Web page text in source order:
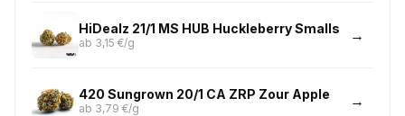
HiDealz 21/1 MS HUB Huckleberry Smalls
ab 3,15 €/g
420 Sungrown 20/1 CA ZRP Zour Apple
ab 3,79 €/g